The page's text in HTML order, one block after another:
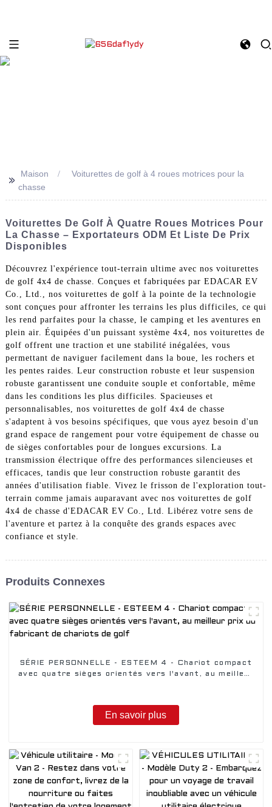
>>
Maison
Voiturettes de golf à 4 roues motrices pour la
chasse
Voiturettes De Golf À Quatre Roues Motrices Pour
La Chasse – Exportateurs ODM Et Liste De Prix
Disponibles
Découvrez l'expérience tout-terrain ultime avec nos voiturettes
de golf 4x4 de chasse. Conçues et fabriquées par EDACAR EV
Co., Ltd., nos voiturettes de golf à la pointe de la technologie
sont conçues pour affronter les terrains les plus difficiles, ce qui
les rend parfaites pour la chasse, le camping et les aventures en
plein air. Équipées d'un puissant système 4x4, nos voiturettes de
golf offrent une traction et une stabilité inégalées, vous
permettant de naviguer facilement dans la boue, les rochers et
les pentes raides. Leur construction robuste et leur suspension
robuste garantissent une conduite souple et confortable, même
dans les conditions les plus difficiles. Spacieuses et
personnalisables, nos voiturettes de golf 4x4 de chasse
s'adaptent à vos besoins spécifiques, que vous ayez besoin d'un
grand espace de rangement pour votre équipement de chasse ou
de sièges confortables pour de longues excursions. La
transmission électrique offre des performances silencieuses et
efficaces, tandis que leur construction robuste garantit des
années d'utilisation fiable. Vivez le frisson de l'exploration tout-
terrain comme jamais auparavant avec nos voiturettes de golf
4x4 de chasse d'EDACAR EV Co., Ltd. Libérez votre sens de
l'aventure et partez à la conquête des grands espaces avec
confiance et style.
Produits Connexes
SÉRIE PERSONNELLE - ESTEEM 4 - Chariot compact
avec quatre sièges orientés vers l'avant, au meilleur
En savoir plus